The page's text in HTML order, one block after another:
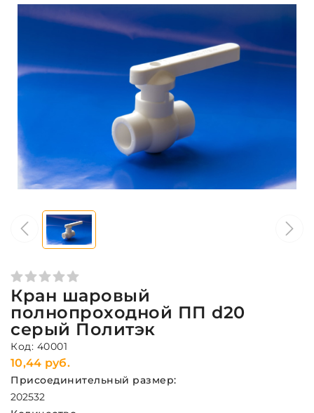
Кран шаровый
полнопроходной ПП d20
серый Политэк
Код: 40001
10,44 руб.
Присоединительный размер:
202532